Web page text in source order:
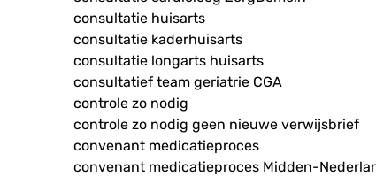
consultatie huisarts
consultatie kaderhuisarts
consultatie longarts huisarts
consultatief team geriatrie CGA
controle zo nodig
controle zo nodig geen nieuwe verwijsbrief
convenant medicatieproces
convenant medicatieproces Midden-